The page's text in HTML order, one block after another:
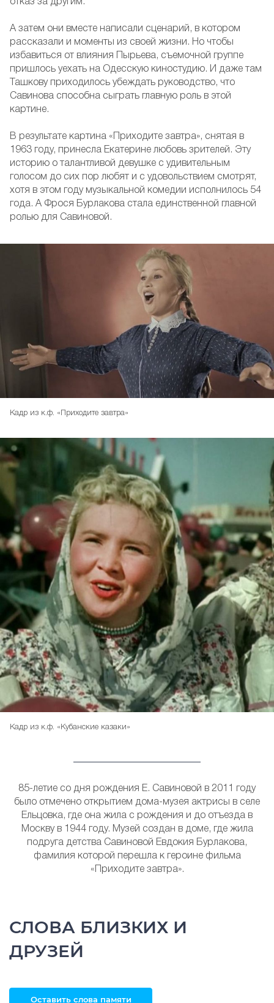
отказ за другим.
А затем они вместе написали сценарий, в котором
рассказали и моменты из своей жизни. Но чтобы
избавиться от влияния Пырьева, съемочной группе
пришлось уехать на Одесскую киностудию. И даже там
Ташкову приходилось убеждать руководство, что
Савинова способна сыграть главную роль в этой
картине.
В результате картина «Приходите завтра», снятая в
1963 году, принесла Екатерине любовь зрителей. Эту
историю о талантливой девушке с удивительным
голосом до сих пор любят и с удовольствием смотрят,
хотя в этом году музыкальной комедии исполнилось 54
года. А Фрося Бурлакова стала единственной главной
ролью для Савиновой.
Кадр из к.ф. «Приходите завтра»
Кадр из к.ф. «Кубанские казаки»
85-летие со дня рождения Е. Савиновой в 2011 году
было отмечено открытием дома-музея актрисы в селе
Ельцовка, где она жила с рождения и до отъезда в
Москву в 1944 году. Музей создан в доме, где жила
подруга детства Савиновой Евдокия Бурлакова,
фамилия которой перешла к героине фильма
«Приходите завтра».
СЛОВА БЛИЗКИХ И
ДРУЗЕЙ
Оставить слова памяти